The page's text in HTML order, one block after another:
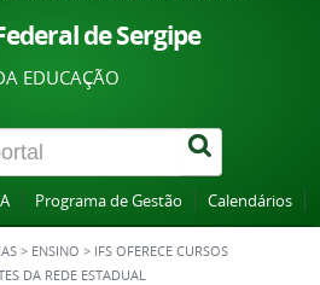
de Sergipe
EDUCAÇÃO
Programa de Gestão Calendários
> ENSINO > IFS OFERECE CURSOS
DA REDE ESTADUAL